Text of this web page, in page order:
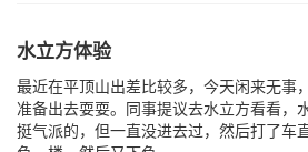
水立方体验
最近在平顶山出差比较多，今天闲来无事
准备出去耍耍。同事提议去水立方看看，
挺气派的，但一直没进去过，然后打了车